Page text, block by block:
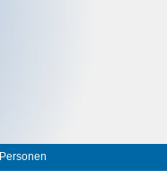
Personen